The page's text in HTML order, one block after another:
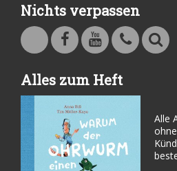
Nichts verpassen
Alles zum Heft
Alle